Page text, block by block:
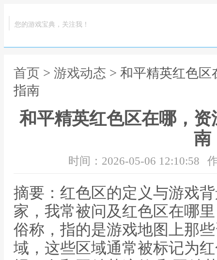
您的游戏宝典，关注我！
首页 > 游戏动态 > 和平精英红色
指南
和平精英红色区在哪，
南
时间：2026-05-06 12:10:58
摘要：红色区的定义与游戏
家，我常被问及红色区在哪
俗称，指的是游戏地图上那
域，这些区域通常被标记为